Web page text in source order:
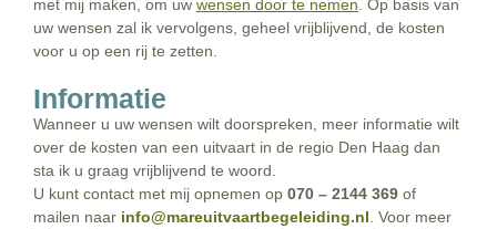
met mij maken, om uw wensen door te nemen . Op basis van
uw wensen zal ik vervolgens, geheel vrijblijvend, de kosten
voor u op een rij te zetten.
Informatie
Wanneer u uw wensen wilt doorspreken, meer informatie wilt
over de kosten van een uitvaart in de regio Den Haag dan
sta ik u graag vrijblijvend te woord.
U kunt contact met mij opnemen op 070 – 2144 369 of
mailen naar info@mareuitvaartbegeleiding.nl . Voor meer